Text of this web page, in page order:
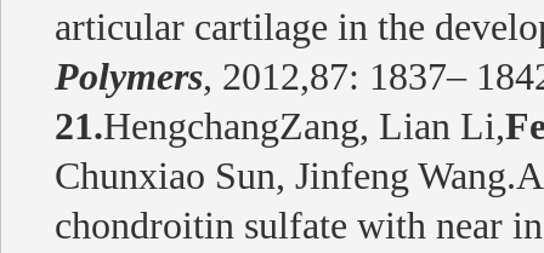
articular cartilage in the
Polymers, 2012,87: 1837–
21.HengchangZang, Lian Li,
Chunxiao Sun, Jinfeng
chondroitin sulfate with near